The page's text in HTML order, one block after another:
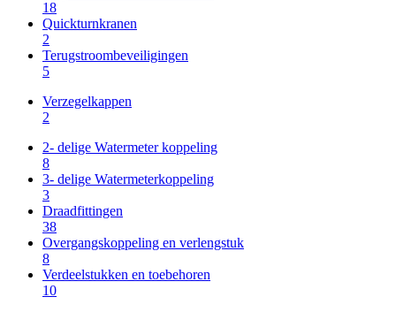
18
Quickturnkranen
2
Terugstroombeveiligingen
5
Verzegelkappen
2
2- delige Watermeter koppeling
8
3- delige Watermeterkoppeling
3
Draadfittingen
38
Overgangskoppeling en verlengstuk
8
Verdeelstukken en toebehoren
10